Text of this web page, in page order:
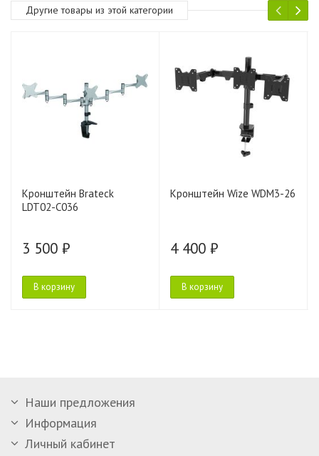
Другие товары из этой категории
Кронштейн Brateck
LDT02-C036
3 500 ₽
В корзину
Кронштейн Wize WDM3-26
4 400 ₽
В корзину
Наши предложения
Информация
Личный кабинет